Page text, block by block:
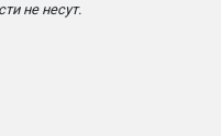
не несут.